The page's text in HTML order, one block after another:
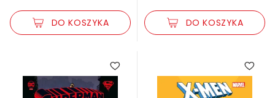
DO KOSZYKA DO KOSZYKA